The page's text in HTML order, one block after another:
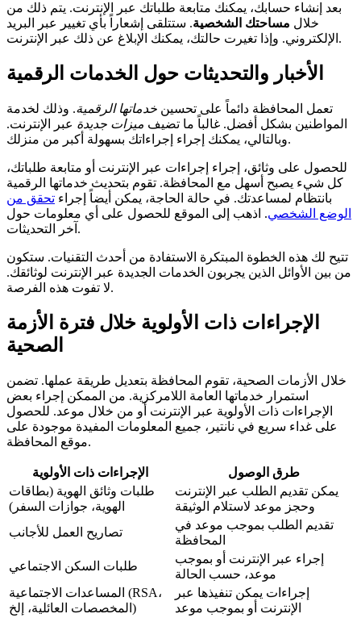
بعد إنشاء حسابك، يمكنك متابعة طلباتك عبر الإنترنت. يتم ذلك من
خلال مساحتك الشخصية. ستتلقى إشعاراً بأي تغيير عبر البريد
الإلكتروني. وإذا تغيرت حالتك، يمكنك الإبلاغ عن ذلك عبر الإنترنت.
الأخبار والتحديثات حول الخدمات الرقمية
تعمل المحافظة دائماً على تحسين خدماتها الرقمية. وذلك لخدمة
المواطنين بشكل أفضل. غالباً ما تضيف ميزات جديدة عبر الإنترنت.
وبالتالي، يمكنك إجراء إجراءاتك بسهولة أكبر من منزلك.
للحصول على وثائق، إجراء إجراءات عبر الإنترنت أو متابعة طلباتك،
كل شيء يصبح أسهل مع المحافظة. تقوم بتحديث خدماتها الرقمية
بانتظام لمساعدتك. في حالة الحاجة، يمكن أيضاً إجراء تحقق من
الوضع الشخصي. اذهب إلى الموقع للحصول على أي معلومات حول
آخر التحديثات.
تتيح لك هذه الخطوة المبتكرة الاستفادة من أحدث التقنيات. ستكون
من بين الأوائل الذين يجربون الخدمات الجديدة عبر الإنترنت لوثائقك.
لا تفوت هذه الفرصة.
الإجراءات ذات الأولوية خلال فترة الأزمة
الصحية
خلال الأزمات الصحية، تقوم المحافظة بتعديل طريقة عملها. تضمن
استمرار خدماتها العامة اللامركزية. من الممكن إجراء بعض
الإجراءات ذات الأولوية عبر الإنترنت أو من خلال موعد. للحصول
على غداء سريع في نانتير، جميع المعلومات المفيدة موجودة على
موقع المحافظة.
الإجراءات ذات الأولوية
طرق الوصول
طلبات وثائق الهوية (بطاقات
الهوية، جوازات السفر)
يمكن تقديم الطلب عبر الإنترنت
وحجز موعد لاستلام الوثيقة
تصاريح العمل للأجانب
تقديم الطلب بموجب موعد في
المحافظة
طلبات السكن الاجتماعي
إجراء عبر الإنترنت أو بموجب
موعد، حسب الحالة
المساعدات الاجتماعية (RSA،
المخصصات العائلية، إلخ)
إجراءات يمكن تنفيذها عبر
الإنترنت أو بموجب موعد